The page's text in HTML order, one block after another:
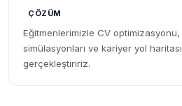
ÇÖZÜM
Eğitmenlerimizle CV
simülasyonları ve kariyer yol
gerçekleştiririz.